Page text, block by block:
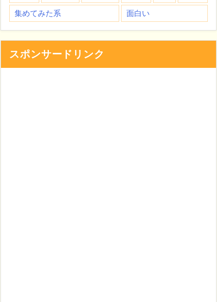
集めてみた系
面白い
スポンサードリンク